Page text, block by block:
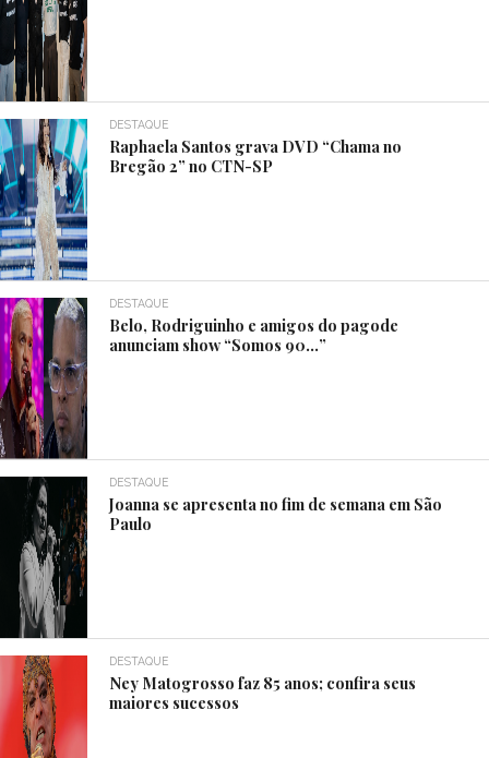
DESTAQUE
Raphaela Santos grava DVD “Chama no
Bregão 2” no CTN-SP
DESTAQUE
Belo, Rodriguinho e amigos do pagode
anunciam show “Somos 90…”
DESTAQUE
Joanna se apresenta no fim de semana em São
Paulo
DESTAQUE
Ney Matogrosso faz 85 anos; confira seus
maiores sucessos